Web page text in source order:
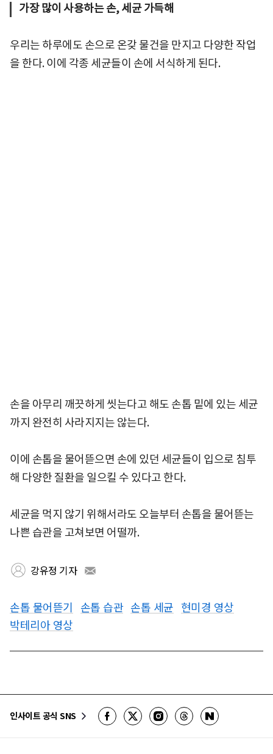
가장 많이 사용하는 손, 세균 가득해
우리는 하루에도 손으로 온갖 물건을 만지고 다양한 작업
을 한다. 이에 각종 세균들이 손에 서식하게 된다.
손을 아무리 깨끗하게 씻는다고 해도 손톱 밑에 있는 세균
까지 완전히 사라지지는 않는다.
이에 손톱을 물어뜯으면 손에 있던 세균들이 입으로 침투
해 다양한 질환을 일으킬 수 있다고 한다.
세균을 먹지 않기 위해서라도 오늘부터 손톱을 물어뜯는
나쁜 습관을 고쳐보면 어떨까.
강유정 기자
손톱 물어뜯기 손톱 습관 손톱 세균 현미경 영상
박테리아 영상
인사이트 공식 SNS